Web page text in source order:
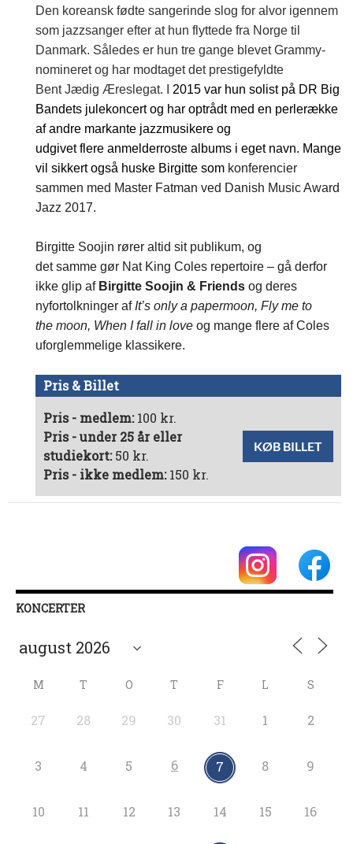
Den koreansk fødte sangerinde slog for alvor igennem
som jazzsanger efter at hun flyttede fra Norge til
Danmark. Således er hun tre gange blevet Grammy-
nomineret og har modtaget det prestigefyldte
BentJædig Æreslegat. I
2015 var hun solist på DR Big
Bandets julekoncert og har optrådt med en perlerække
af andre markante jazzmusikere og
udgivet flere anmelderroste albums i eget navn. Mange
vil sikkert også huske Birgitte som konferencier
sammen med Master Fatman ved Danish Music Award
Jazz 2017.
Birgitte Soojin rører altid sit publikum, og
det samme gør Nat King Coles repertoire – gå derfor
ikke glip af Birgitte Soojin & Friends og deres
nyfortolkninger af It’s onlya papermoon, Flyme to
the moon, When Ifall in love og mange flere af Coles
uforglemmelige klassikere.
Pris & Billet
Pris - medlem:100 kr.
Pris - under 25 år eller
studiekort:50 kr.
Pris - ikke medlem:150 kr.
KØB BILLET
KONCERTER
M T O T F L S
27 28 29 30 31 1 2
3 4 5 6 7 8 9
10 11 12 13 14 15 16